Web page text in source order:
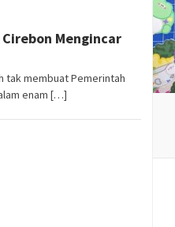
Mengincar
tak membuat Pemerintah
enam […]